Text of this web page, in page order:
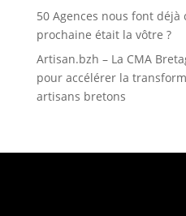
50 Agences nous font déjà
prochaine était la vôtre ?
Artisan.bzh – La CMA
pour accélérer la
artisans bretons